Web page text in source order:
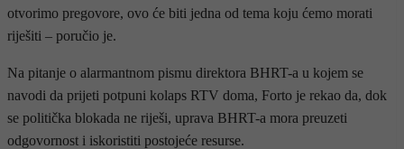
otvorimo pregovore, ovo će biti jedna od tema koju ćemo morati
riješiti – poručio je.
Na pitanje o alarmantnom pismu direktora BHRT-a u kojem se
navodi da prijeti potpuni kolaps RTV doma, Forto je rekao da, dok
se politička blokada ne riješi, uprava BHRT-a mora preuzeti
odgovornost i iskoristiti postojeće resurse.